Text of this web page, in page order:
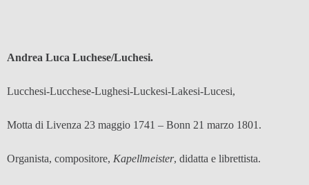
Andrea Luca Luchese/Luchesi.
Lucchesi-Lucchese-Lughesi-Luckesi-Lakesi-Lucesi,
Motta di Livenza 23 maggio 1741 – Bonn 21 marzo 1801.
Organista, compositore, Kapellmeister, didatta e librettista.